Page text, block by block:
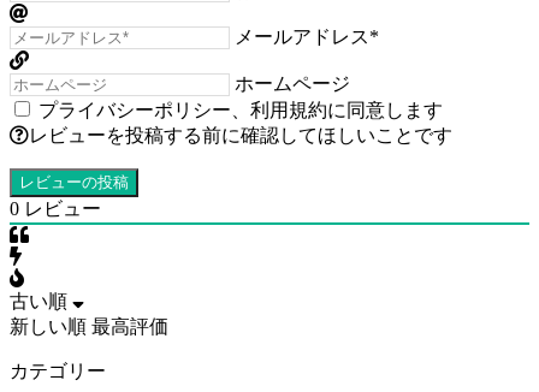
メールアドレス*
ホームページ
プライバシーポリシー
利用規約に同意します
レビューを投稿する前に確認してほしいことです
0 レビュー
古い順
新しい順 最高評価
カテゴリー